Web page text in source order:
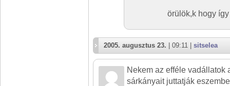
örülök,k hogy
2005. augusztus 23. | 09:11 | sitselea
Nekem az efféle vadállatok
sárkányait juttatják eszembe